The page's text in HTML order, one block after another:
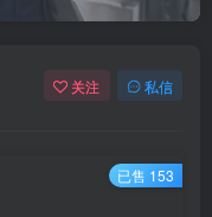
关注 私信
已售 153